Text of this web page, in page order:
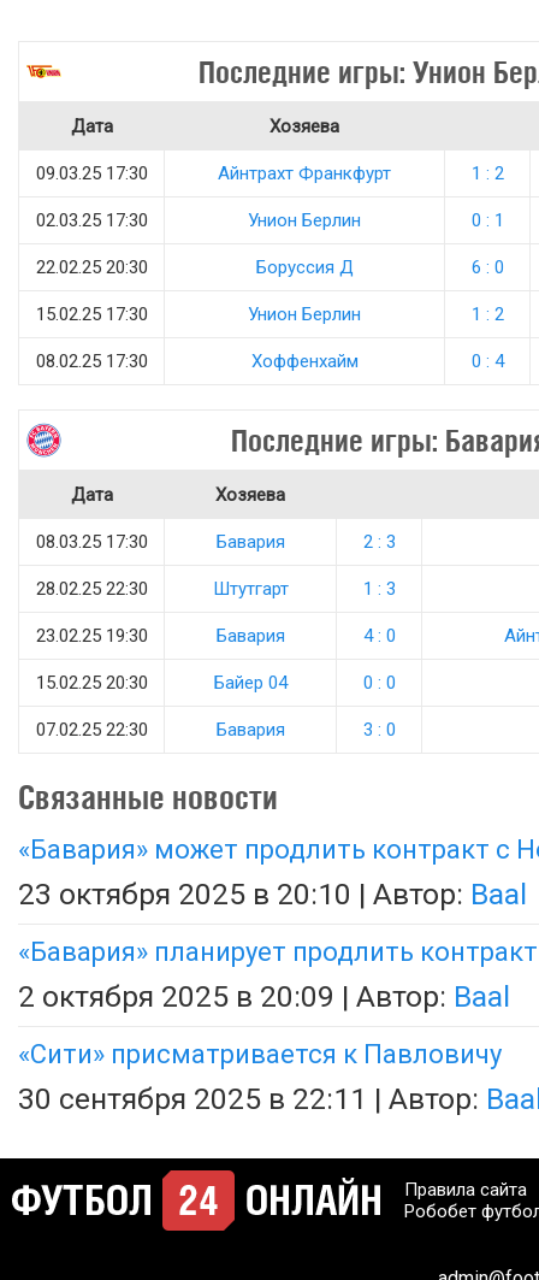
Последние игры: Унион
Дата Хозяева
09.03.25 17:30 Айнтрахт Франкфурт 1 : 2
02.03.25 17:30 Унион Берлин 0 : 1
22.02.25 20:30 Боруссия Д 6 : 0
15.02.25 17:30 Унион Берлин 1 : 2
08.02.25 17:30 Хоффенхайм 0 : 4
Последние игры:
Дата Хозяева
08.03.25 17:30 Бавария 2 : 3
28.02.25 22:30 Штутгарт 1 : 3
23.02.25 19:30 Бавария 4 : 0
15.02.25 20:30 Байер 04 0 : 0
07.02.25 22:30 Бавария 3 : 0
Связанные новости
«Бавария» может продлить контракт с
23 октября 2025 в 20:10 | Автор: Baal
«Бавария» планирует продлить
2 октября 2025 в 20:09 | Автор: Baal
«Сити» присматривается к Павловичу
30 сентября 2025 в 22:11 | Автор:
Правила сайта
Робобет